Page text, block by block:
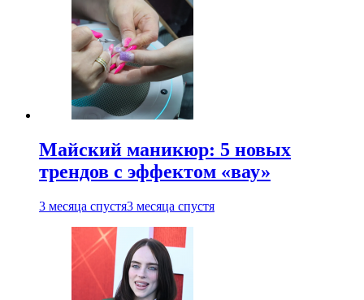
Майский маникюр: 5 новых
трендов с эффектом «вау»
3 месяца спустя3 месяца спустя